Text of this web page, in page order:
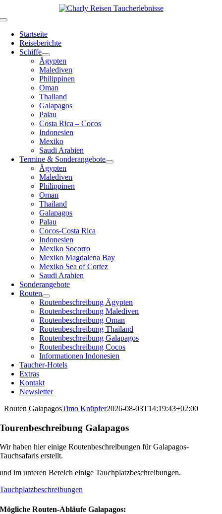
Inhalt
Toggle
NavigationStartseite
Reiseberichte
Schiffe
Ägypten
Malediven
Philippinen
Oman
Thailand
Galapagos
Palau
Costa Rica – Cocos
Indonesien
Mexiko
Saudi Arabien
Termine & Sonderangebote
Ägypten
Malediven
Philippinen
Oman
Thailand
Galapagos
Palau
Cocos-Costa Rica
Indonesien
Mexiko Socorro
Mexiko Magdalena Bay
Mexiko Sea of Cortez
Saudi Arabien
Sonderangebote
Routen
Routenbeschreibung Ägypten
Routenbeschreibung Malediven
Routenbeschreibung Oman
Routenbeschreibung Thailand
Routenbeschreibung Galapagos
Routenbeschreibung Cocos
Informationen Indonesien
Taucher-Hotels
Extras
Kontakt
Newsletter
Routen GalapagosTimo Knüpfer2026-08-03T14:19:43+02:00
Tourenbeschreibung Galapagos
Wir haben hier einige Routenbeschreibungen für Galapagos-
Tauchsafaris erstellt.
und im unteren Bereich einige Tauchplatzbeschreibungen.
Tauchplatzbeschreibungen
Mögliche Routen-Abläufe Galapagos: